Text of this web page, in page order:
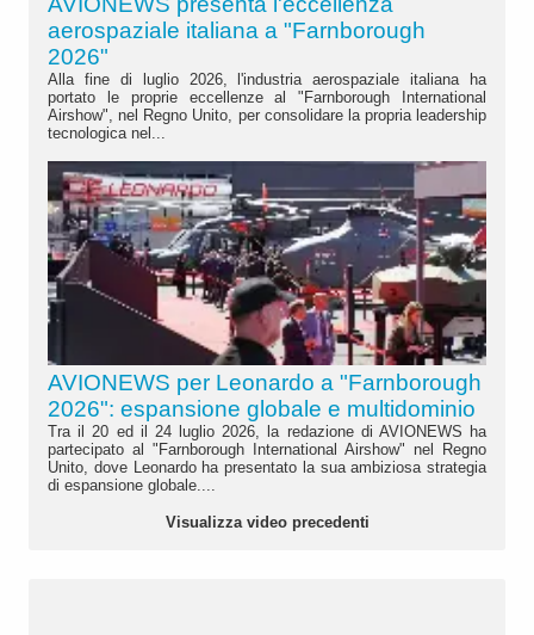
aerospaziale italiana a "Farnborough
2026"
Alla fine di luglio 2026, l'industria aerospaziale italiana ha
portato le proprie eccellenze al "Farnborough International
Airshow", nel Regno Unito, per consolidare la propria leadership
tecnologica nel...
AVIONEWS per Leonardo a "Farnborough
2026": espansione globale e multidominio
Tra il 20 ed il 24 luglio 2026, la redazione di AVIONEWS ha
partecipato al "Farnborough International Airshow" nel Regno
Unito, dove Leonardo ha presentato la sua ambiziosa strategia
di espansione globale....
Visualizza video precedenti